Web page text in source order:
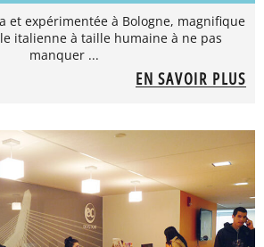
et expérimentée à Bologne, magnifique
italienne à taille humaine à ne pas
manquer ...
EN SAVOIR PLUS